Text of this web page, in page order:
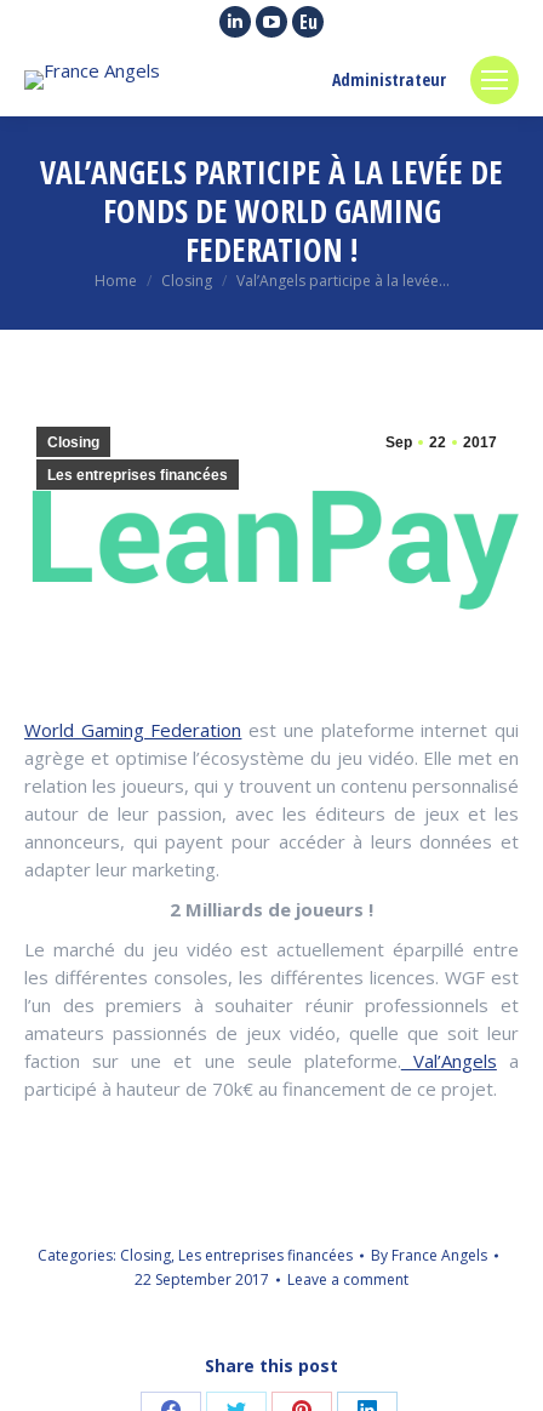
Linkedin
in
window
YouTube
in
window
Euroquity
opens
in
window
Administrateur
VAL’ANGELS PARTICIPE À LA LEVÉE DE
FONDS DE WORLD GAMING
FEDERATION !
You are here:
Home Closing Val’Angels participe à la levée…
Sep 22 2017
Closing
Les entreprises financées
World Gaming Federation est une plateforme internet qui
agrège et optimise l’écosystème du jeu vidéo. Elle met en
relation les joueurs, qui y trouvent un contenu personnalisé
autour de leur passion, avec les éditeurs de jeux et les
annonceurs, qui payent pour accéder à leurs données et
adapter leur marketing.
2 Milliards de joueurs !
Le marché du jeu vidéo est actuellement éparpillé entre
les différentes consoles, les différentes licences. WGF est
l’un des premiers à souhaiter réunir professionnels et
amateurs passionnés de jeux vidéo, quelle que soit leur
faction sur une et une seule plateforme. Val’Angels a
participé à hauteur de 70k€ au financement de ce projet.
Categories: Closing, Les entreprises financées By France Angels
22 September 2017
Leave a comment
Share this post